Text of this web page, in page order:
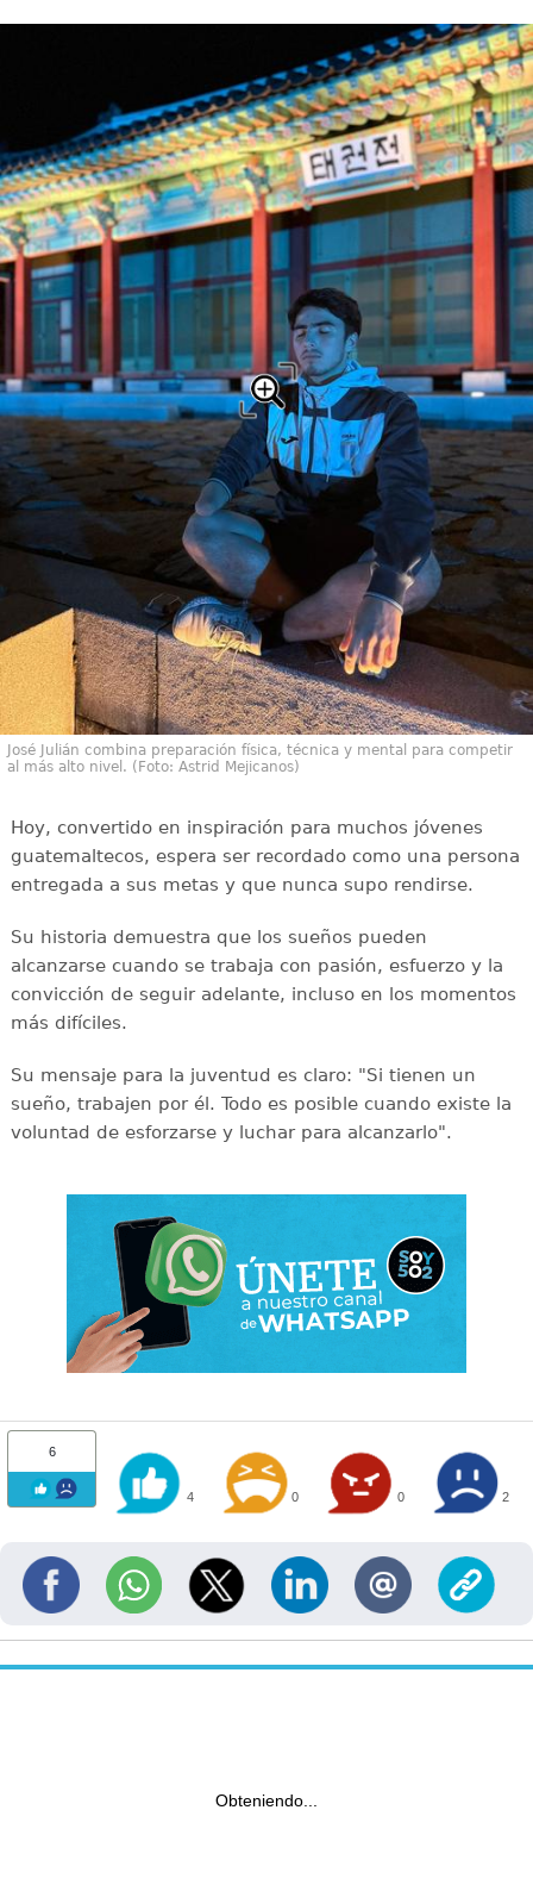
José Julián combina preparación física, técnica y mental para competir
al más alto nivel. (Foto: Astrid Mejicanos)
Hoy, convertido en inspiración para muchos jóvenes
guatemaltecos, espera ser recordado como una persona
entregada a sus metas y que nunca supo rendirse.
Su historia demuestra que los sueños pueden
alcanzarse cuando se trabaja con pasión, esfuerzo y la
convicción de seguir adelante, incluso en los momentos
más difíciles.
Su mensaje para la juventud es claro: "Si tienen un
sueño, trabajen por él. Todo es posible cuando existe la
voluntad de esforzarse y luchar para alcanzarlo".
6
4 0 0 2
Obteniendo...